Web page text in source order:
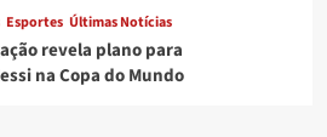
Esportes Últimas Notícias
revela plano para
na Copa do Mundo